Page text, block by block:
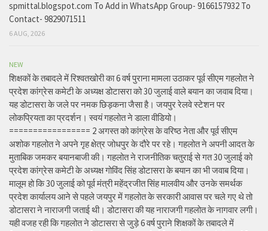
spmittal.blogspot.com To Add in WhatsApp Group- 9166157932 To
Contact- 9829071511
6 AUG, 2026
NEW
शिक्षकों के तबादले में रिश्वतखोरी का 6 वर्ष पुराना मामला उठाकर पूर्व सीएम गहलोत ने
प्रदेश कांग्रेस कमेटी के अध्यक्ष डोटासरा को 30 जुलाई वाले बयान का जवाब दिया।
यह डोटासरा के जले पर नमक छिड़कना जैसा है। जयपुर रेलवे स्टेशन पर
लोकप्रियता का प्रदर्शन। स्वयं गहलोत ने डाला वीडियो।
================= 2 अगस्त को कांग्रेस के वरिष्ठ नेता और पूर्व सीएम
अशोक गहलोत ने अपने गृह क्षेत्र जोधपुर के दौरे पर रहे। गहलोत ने अपनी आदत के
मुताबिक जमकर बयानबाजी की। गहलोत ने राजनीतिक चतुराई से गत 30 जुलाई को
प्रदेश कांग्रेस कमेटी के अध्यक्ष गोविंद सिंह डोटासरा के बयान का भी जवाब दिया।
मालूम हो कि 30 जुलाई को पूर्व मंत्री महेंद्रजीत सिंह मालवीय और उनके समर्थक
प्रदेश कार्यालय आने से पहले जयपुर में गहलोत के सरकारी आवास पर चले गए थे तो
डोटासरा ने नाराजगी जताई थी। डोटासरा की यह नाराजगी गहलोत के नागवार लगी।
यही वजह रही कि गहलोत ने डोटासरा से जुड़े 6 वर्ष पुराने शिक्षकों के तबादले में